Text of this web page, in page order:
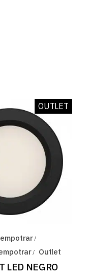
OUTLET
Outlet
LED NEGRO